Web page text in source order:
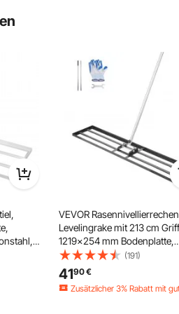
einfach an Ihre Körpergröße und
reibungsloser und
VEVOR
Levelingrake mit 213 cm
1219x254 mm Bodenplatte,
Nivellierrechen aus
Höhen verstellbar,
Rasennivellierungswerkzeug
den Garten & Golfplätze
(191)
4190€
Zusätzlicher 3% Rabatt mit